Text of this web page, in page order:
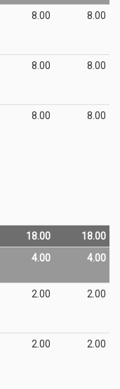
8.00 8.00
8.00 8.00
8.00 8.00
18.00
18.00
4.00 4.00
2.00 2.00
2.00 2.00